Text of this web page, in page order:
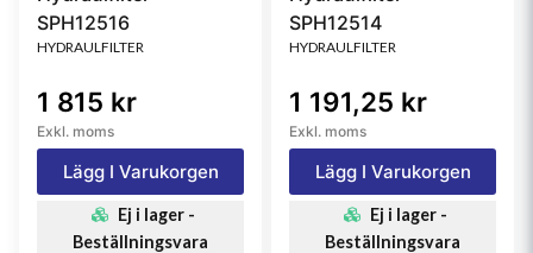
SPH12516
HYDRAULFILTER
1 815 kr
Exkl. moms
Lägg I Varukorgen
Ej i lager -
Beställningsvara
SPH12514
HYDRAULFILTER
1 191,25 kr
Exkl. moms
Lägg I Varukorgen
Ej i lager -
Beställningsvara